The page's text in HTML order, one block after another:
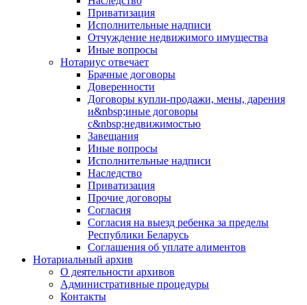
Приватизация
Исполнительные надписи
Отчуждение недвижимого имущества
Иные вопросы
Нотариус отвечает
Брачные договоры
Доверенности
Договоры купли-продажи, мены, дарения
и&nbsp;иные договоры
с&nbsp;недвижимостью
Завещания
Иные вопросы
Исполнительные надписи
Наследство
Приватизация
Прочие договоры
Согласия
Согласия на выезд ребенка за пределы
Республики Беларусь
Соглашения об уплате алиментов
Нотариальный архив
О деятельности архивов
Административные процедуры
Контакты